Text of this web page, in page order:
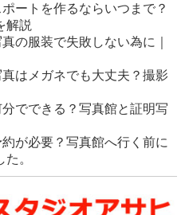
ートを作るならいつまで？
解説
の服装で失敗しない為に｜
はメガネでも大丈夫？撮影
でできる？写真館と証明写
が必要？写真館へ行く前に
。